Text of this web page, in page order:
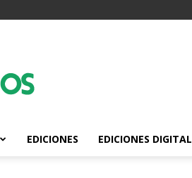
EDICIONES EDICIONES DIGITAL